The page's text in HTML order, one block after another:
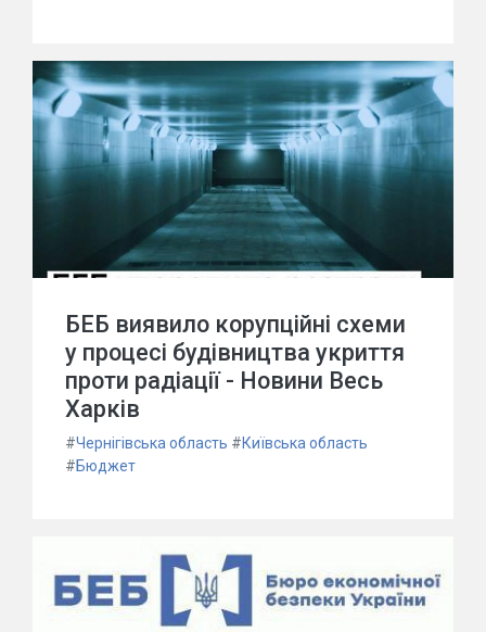
БЕБ виявило корупційні схеми
у процесі будівництва укриття
проти радіації - Новини Весь
Харків
#Чернігівська область #Київська область
#Бюджет